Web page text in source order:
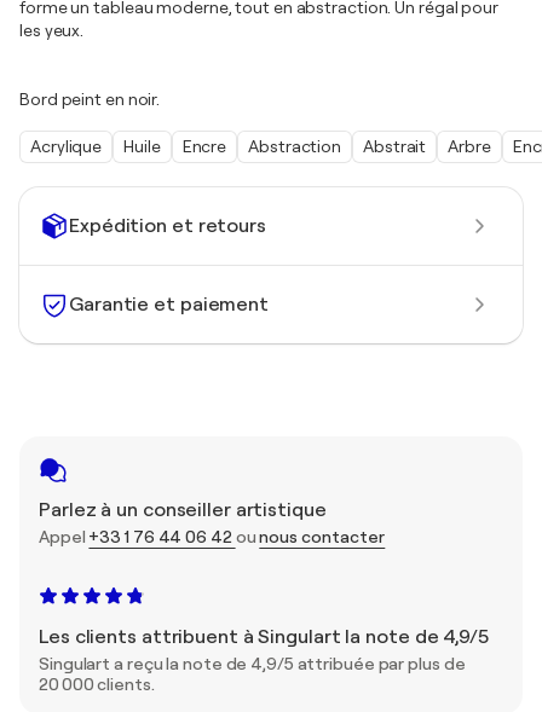
Expédition et retours
Garantie et paiement
Parlez à un conseiller artistique
Appel +33 1 76 44 06 42 ounous contacter
Les clients attribuent à Singulart la note de 4,9/5
Singulart a reçu la note de 4,9/5 attribuée par plus de
20 000 clients.
forme un tableau moderne, tout en abstraction. Un régal pour
les yeux.
Bord peint en noir.
Acrylique Huile Encre Abstraction Abstrait Arbre